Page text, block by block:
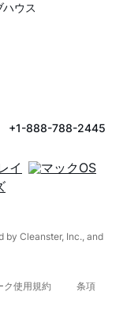
ハウス
+1-888-788-2445
by Cleanster, Inc., and
ク使用規約 条項